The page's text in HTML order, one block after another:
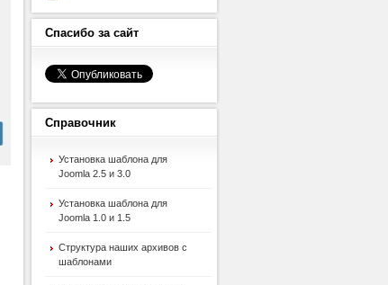
Спасибоза сайт
Справочник
Установка шаблона для
Joomla 2.5 и 3.0
Установка шаблона для
Joomla 1.0 и 1.5
Структура наших архивов с
шаблонами